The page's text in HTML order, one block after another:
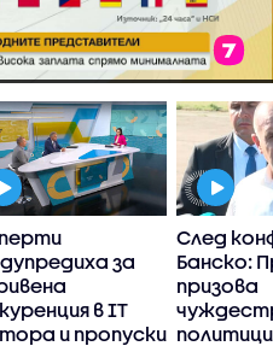
за
в IT
и пропуски
След
Банско:
призова